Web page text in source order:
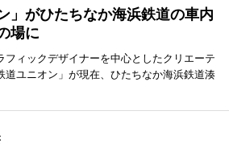
」がひたちなか海浜鉄道の車内
場に
フィックデザイナーを中心としたクリエーテ
道ユニオン」が現在、ひたちなか海浜鉄道湊